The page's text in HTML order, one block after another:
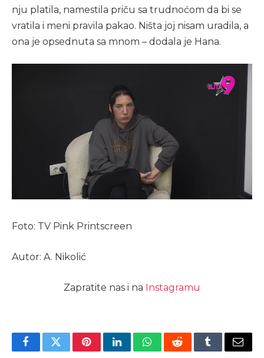
nju platila, namestila priču sa trudnoćom da bi se
vratila i meni pravila pakao. Ništa joj nisam uradila, a
ona je opsednuta sa mnom – dodala je Hana.
Foto: TV Pink Printscreen
Autor: A. Nikolić
Zapratite nas i na Instagramu
FacebookTwitterPinterestLinkedInWhatsAppRedditTumblrEmail